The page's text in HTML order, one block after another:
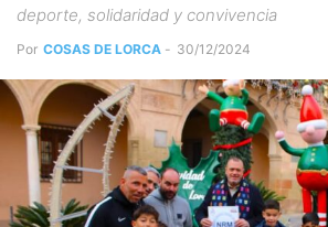
deporte, solidaridad y convivencia
Por COSAS DE LORCA - 30/12/2024